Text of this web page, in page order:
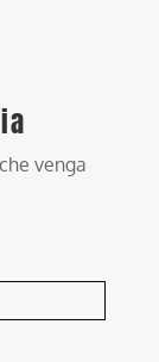
venga